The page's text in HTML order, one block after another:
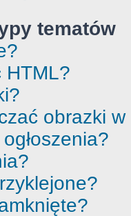
tematów
HTML?
obrazki